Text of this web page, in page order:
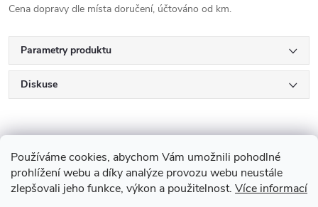
Používáme cookies, abychom Vám umožnili pohodlné
prohlížení webu a díky analýze provozu webu neustále
zlepšovali jeho funkce, výkon a použitelnost. Více informací
Cena dopravy dle místa doručení, účtováno od km.
Parametry produktu
Diskuse